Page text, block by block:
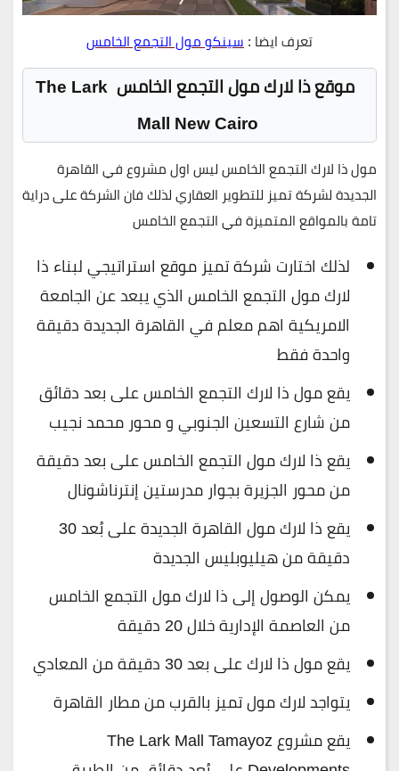
تعرف ايضا :سينكو مول التجمع الخامس
موقع ذا لارك مول التجمع الخامس The Lark
Mall New Cairo
مول ذا لارك التجمع الخامس ليس اول مشروع في القاهرة
الجديدة لشركة تميز للتطوير العقاري لذلك فان الشركة على دراية
تامة بالمواقع المتميزة في التجمع الخامس
لذلك اختارت شركة تميز موقع استراتيجي لبناء ذا
لارك مول التجمع الخامس الذي يبعد عن الجامعة
الامريكية اهم معلم في القاهرة الجديدة دقيقة
واحدة فقط
يقع مول ذا لارك التجمع الخامس على بعد دقائق
من شارع التسعين الجنوبي و محور محمد نجيب
يقع ذا لارك مول التجمع الخامس على بعد دقيقة
من محور الجزيرة بجوار مدرستين إنترناشونال
يقع ذا لارك مول القاهرة الجديدة على بُعد 30
دقيقة من هيليوبليس الجديدة
يمكن الوصول إلى ذا لارك مول التجمع الخامس
من العاصمة الإدارية خلال 20 دقيقة
يقع مول ذا لارك على بعد 30 دقيقة من المعادي
يتواجد لارك مول تميز بالقرب من مطار القاهرة
يقع مشروع The Lark Mall Tamayoz